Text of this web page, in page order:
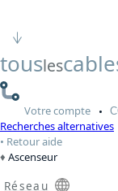
tousles
Votrecompte
Recherches alternatives
Retour aide
Ascenseur
Réseau